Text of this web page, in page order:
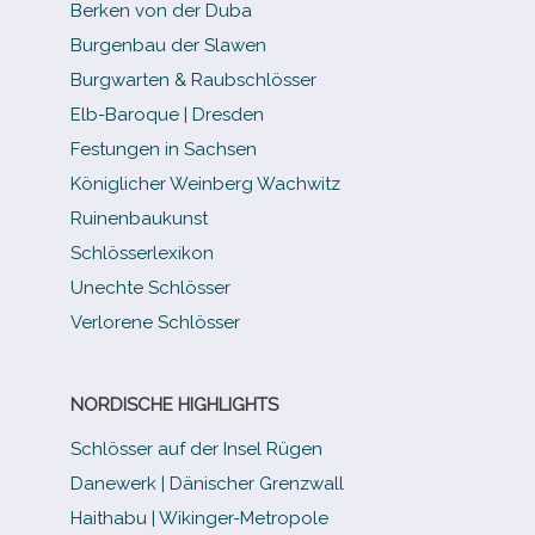
Berken von der Duba
Burgenbau der Slawen
Burgwarten & Raubschlösser
Elb-​Baroque | Dresden
Festungen in Sachsen
Königlicher Weinberg Wachwitz
Ruinenbaukunst
Schlösserlexikon
Unechte Schlösser
Verlorene Schlösser
NORDISCHE HIGHLIGHTS
Schlösser auf der Insel Rügen
Danewerk | Dänischer Grenzwall
Haithabu | Wikinger-Metropole